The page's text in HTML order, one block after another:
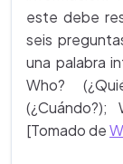
este debe
seis
una palabra
Who?
(¿Cuándo?);
[Tomado de